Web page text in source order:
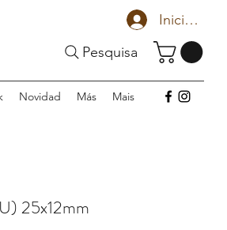
Iniciar
Pesquisa
Novidad Más Mais
25x12mm